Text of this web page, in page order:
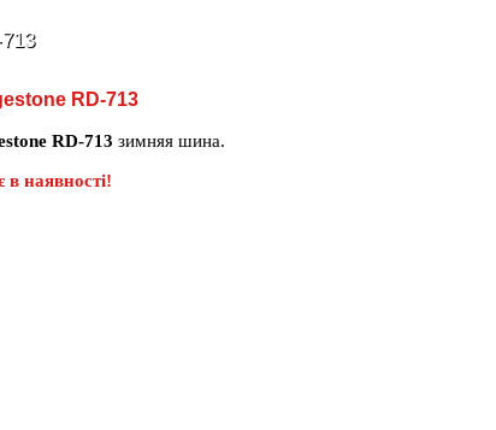
RD-713
RD-713 зимняя шина.
в наявності!